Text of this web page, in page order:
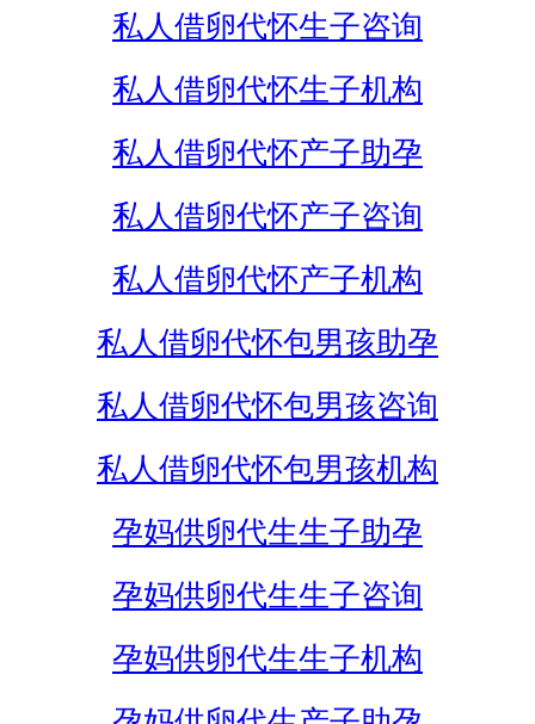
私人借卵代怀生子咨询
私人借卵代怀生子机构
私人借卵代怀产子助孕
私人借卵代怀产子咨询
私人借卵代怀产子机构
私人借卵代怀包男孩助孕
私人借卵代怀包男孩咨询
私人借卵代怀包男孩机构
孕妈供卵代生生子助孕
孕妈供卵代生生子咨询
孕妈供卵代生生子机构